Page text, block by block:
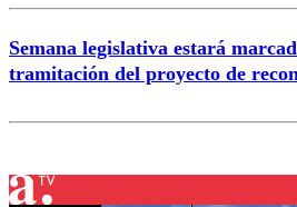
Semana legislativa estará
tramitación del proyecto de